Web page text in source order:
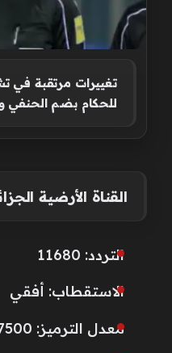
تغييرات مرتقبة في
للحكام بضم الحنفي
القناة الأرضية
التردد: 11680
الاستقطاب: أفقي
معدل الترميز: 27500